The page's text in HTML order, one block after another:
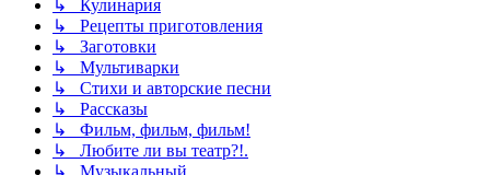
↳ Кулинария
↳ Рецепты приготовления
↳ Заготовки
↳ Мультиварки
↳ Стихи и авторские песни
↳ Рассказы
↳ Фильм, фильм, фильм!
↳ Любите ли вы театр?!.